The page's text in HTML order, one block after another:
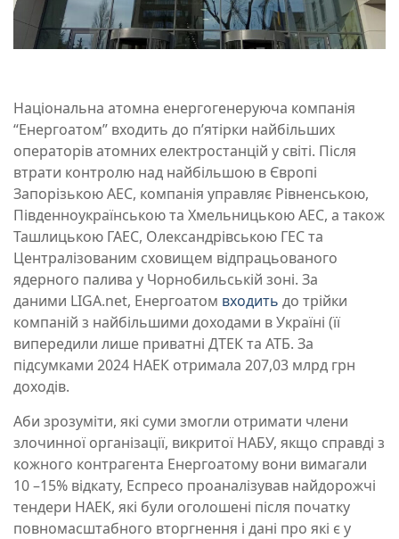
Національна атомна енергогенеруюча компанія
“Енергоатом” входить до п’ятірки найбільших
операторів атомних електростанцій у світі. Після
втрати контролю над найбільшою в Європі
Запорізькою АЕС, компанія управляє Рівненською,
Південноукраїнською та Хмельницькою АЕС, а також
Ташлицькою ГАЕС, Олександрівською ГЕС та
Централізованим сховищем відпрацьованого
ядерного палива у Чорнобильській зоні. За
даними LIGA.net, Енергоатом входить до трійки
компаній з найбільшими доходами в Україні (її
випередили лише приватні ДТЕК та АТБ. За
підсумками 2024 НАЕК отримала 207,03 млрд грн
доходів.
Аби зрозуміти, які суми змогли отримати члени
злочинної організації, викритої НАБУ, якщо справді з
кожного контрагента Енергоатому вони вимагали
10 –15% відкату, Еспресо проаналізував найдорожчі
тендери НАЕК, які були оголошені після початку
повномасштабного вторгнення і дані про які є у